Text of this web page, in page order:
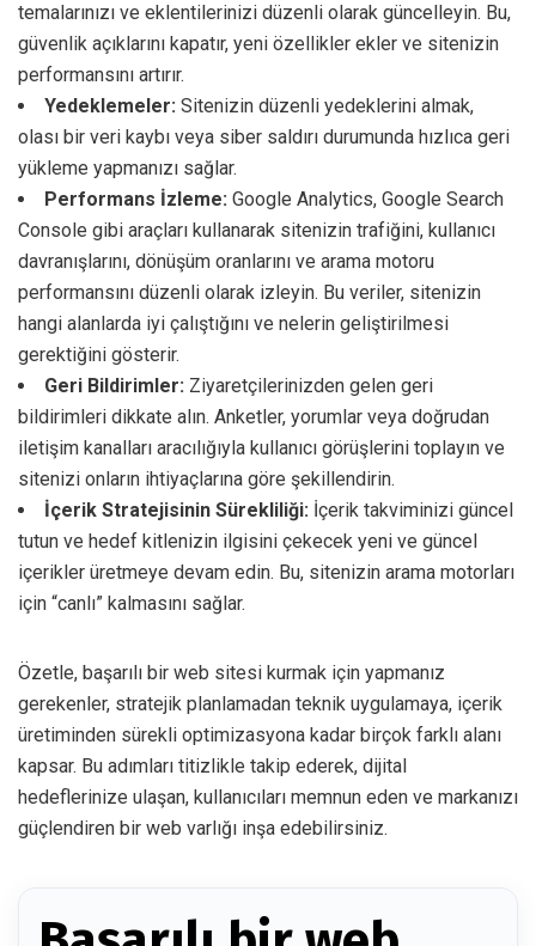
temalarınızı ve eklentilerinizi düzenli olarak güncelleyin. Bu,
güvenlik açıklarını kapatır, yeni özellikler ekler ve sitenizin
performansını artırır.
Yedeklemeler: Sitenizin düzenli yedeklerini almak,
olası bir veri kaybı veya siber saldırı durumunda hızlıca geri
yükleme yapmanızı sağlar.
Performans İzleme: Google Analytics, Google Search
Console gibi araçları kullanarak sitenizin trafiğini, kullanıcı
davranışlarını, dönüşüm oranlarını ve arama motoru
performansını düzenli olarak izleyin. Bu veriler, sitenizin
hangi alanlarda iyi çalıştığını ve nelerin geliştirilmesi
gerektiğini gösterir.
Geri Bildirimler: Ziyaretçilerinizden gelen geri
bildirimleri dikkate alın. Anketler, yorumlar veya doğrudan
iletişim kanalları aracılığıyla kullanıcı görüşlerini toplayın ve
sitenizi onların ihtiyaçlarına göre şekillendirin.
İçerik Stratejisinin Sürekliliği: İçerik takviminizi güncel
tutun ve hedef kitlenizin ilgisini çekecek yeni ve güncel
içerikler üretmeye devam edin. Bu, sitenizin arama motorları
için “canlı” kalmasını sağlar.
Özetle, başarılı bir web sitesi kurmak için yapmanız
gerekenler, stratejik planlamadan teknik uygulamaya, içerik
üretiminden sürekli optimizasyona kadar birçok farklı alanı
kapsar. Bu adımları titizlikle takip ederek, dijital
hedeflerinize ulaşan, kullanıcıları memnun eden ve markanızı
güçlendiren bir web varlığı inşa edebilirsiniz.